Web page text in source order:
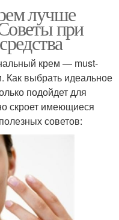
лучше
при
крем — must-
Как выбрать идеальное
подойдет для
скроет имеющиеся
советов: